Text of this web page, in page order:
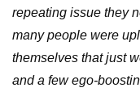
repeating issue they
many people were
themselves that just
and a few ego-